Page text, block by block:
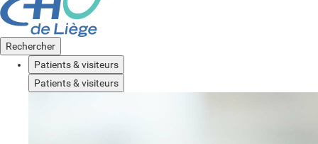
Rechercher
Patients & visiteurs
Patients & visiteurs